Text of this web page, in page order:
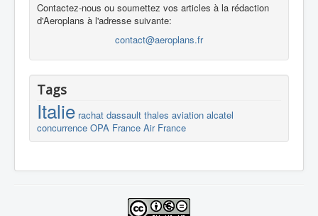
Contactez-nous ou soumettez vos articles à la rédaction
d'Aeroplans à l'adresse suivante:
contact@aeroplans.fr
Tags
Italie rachat dassault thales aviation alcatel
concurrence OPA France Air France